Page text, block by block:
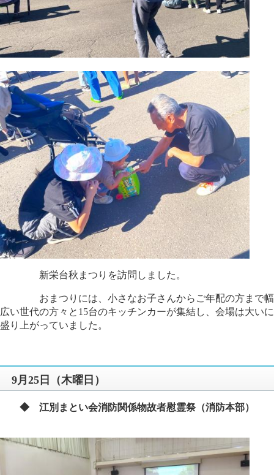
新栄台秋まつりを訪問しました。
おまつりには、小さなお子さんからご年配の方まで幅
広い世代の方々と15台のキッチンカーが集結し、会場は大いに
盛り上がっていました。
9月25日（木曜日）
◆ 江別まとい会消防関係物故者慰霊祭（消防本部）